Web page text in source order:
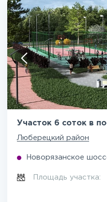
Участок 6 соток в
Люберецкий район
Новорязанское
Площадь участка: